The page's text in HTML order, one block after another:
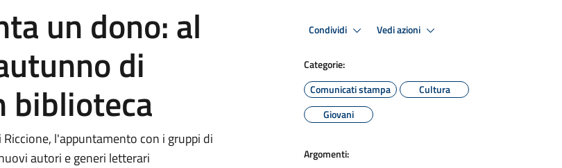
un dono: al
di
biblioteca
l'appuntamento con i gruppi di
autori e generi letterari
Condividi Vedi azioni
Categorie:
Comunicati stampa
Cultura
Giovani
Argomenti: